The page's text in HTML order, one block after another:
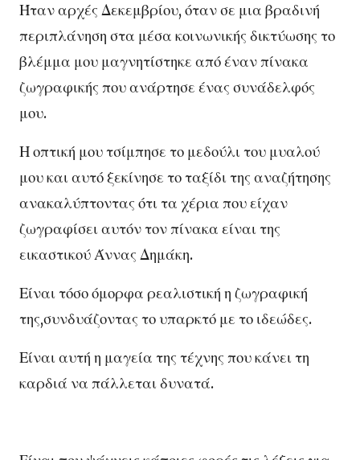
Ήταν αρχές Δεκεμβρίου, όταν σε μια βραδινή
περιπλάνηση στα μέσα κοινωνικής δικτύωσης το
βλέμμα μου μαγνητίστηκε από έναν πίνακα
ζωγραφικής που ανάρτησε ένας συνάδελφός
μου.
Η οπτική μου τσίμπησε το μεδούλι του μυαλού
μου και αυτό ξεκίνησε το ταξίδι της αναζήτησης
ανακαλύπτοντας ότι τα χέρια που είχαν
ζωγραφίσει αυτόν τον πίνακα είναι της
εικαστικού Άννας Δημάκη.
Είναι τόσο όμορφα ρεαλιστική η ζωγραφική
της,συνδυάζοντας το υπαρκτό με το ιδεώδες.
Είναι αυτή η μαγεία της τέχνης που κάνει τη
καρδιά να πάλλεται δυνατά.